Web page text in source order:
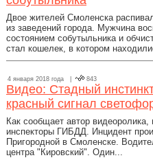
Двое жителей Смоленска
из заведений города. Мужчина
состоянием собутыльника и
стал кошелек, в котором
4 января 2018 года | 843
Видео: Стадный
красный сигнал
Как сообщает автор
инспекторы ГИБДД. Инцидент
Пригородной в Смоленске.
центра "Кировский". Один...